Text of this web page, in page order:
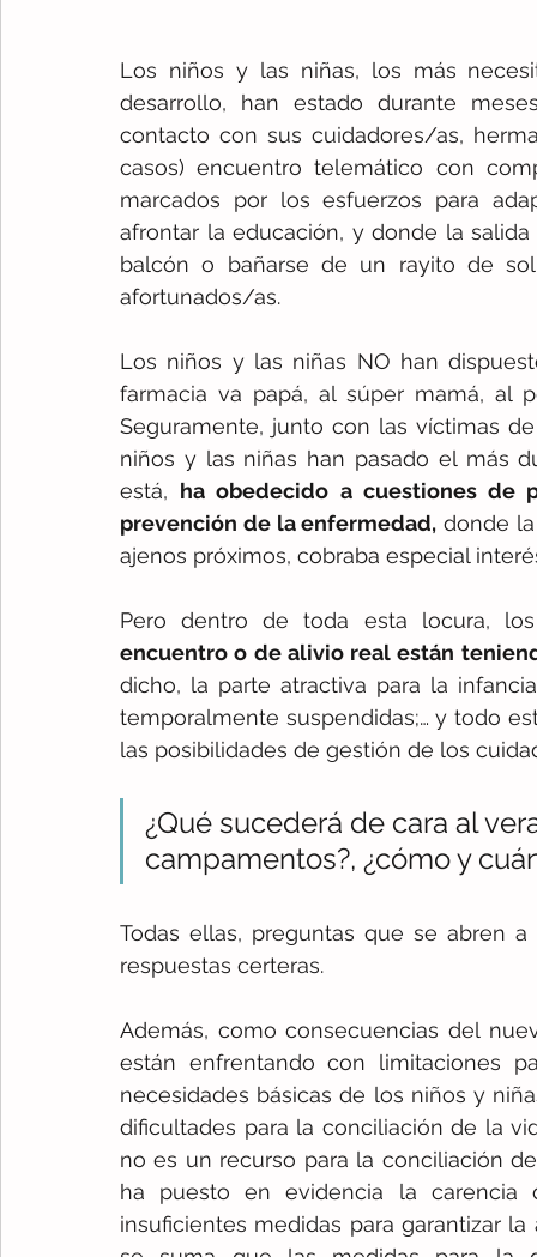
Los niños y las niñas, los más
desarrollo, han estado durante
contacto con sus cuidadores/as,
casos) encuentro telemático con
marcados por los esfuerzos para
afrontar la educación, y donde la
balcón o bañarse de un rayito de
afortunados/as.
Los niños y las niñas NO han
farmacia va papá, al súper mamá, al
Seguramente, junto con las víctimas
niños y las niñas han pasado el más
está, ha obedecido a cuestiones de
prevención de la enfermedad, donde
ajenos próximos, cobraba especial
Pero dentro de toda esta locura,
encuentro o de alivio real están
dicho, la parte atractiva para la
temporalmente suspendidas;… y todo
las posibilidades de gestión de los
¿Qué sucederá de cara al
campamentos?, ¿cómo y
Todas ellas, preguntas que se abren
respuestas certeras.
Además, como consecuencias del
están enfrentando con limitaciones
necesidades básicas de los niños y
dificultades para la conciliación de la
no es un recurso para la conciliación
ha puesto en evidencia la
insuficientes medidas para garantizar